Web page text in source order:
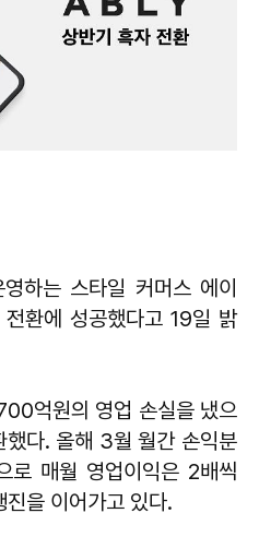
하는 스타일 커머스 에이
환에 성공했다고 19일 밝
억원의 영업 손실을 냈으
다. 올해 3월 월간 손익분
로 매월 영업이익은 2배씩
을 이어가고 있다.